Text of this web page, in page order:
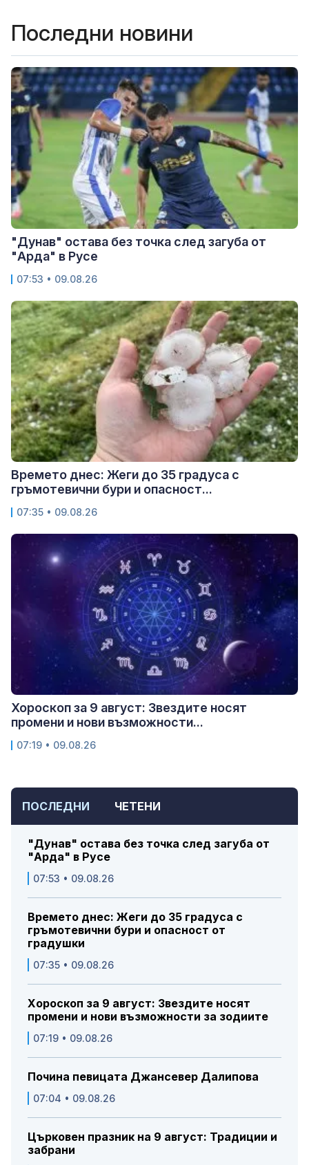
ПОСЛЕДНИ ЧЕТЕНИ
"Дунав" остава без точка след загуба от
"Арда" в Русе
07:53 • 09.08.26
Времето днес: Жеги до 35 градуса с
гръмотевични бури и опасност от
градушки
07:35 • 09.08.26
Хороскоп за 9 август: Звездите носят
промени и нови възможности за зодиите
07:19 • 09.08.26
Почина певицата Джансевер Далипова
07:04 • 09.08.26
Църковен празник на 9 август: Традиции и
забрани
Последни новини
"Дунав" остава без точка след загуба от
"Арда" в Русе
07:53 • 09.08.26
Времето днес: Жеги до 35 градуса с
гръмотевични бури и опасност...
07:35 • 09.08.26
Хороскоп за 9 август: Звездите носят
промени и нови възможности...
07:19 • 09.08.26